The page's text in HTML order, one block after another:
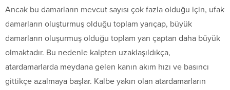
Ancak bu damarların mevcut sayısı çok fazla olduğu için, ufak
damarların oluşturmuş olduğu toplam yarıçap, büyük
damarların oluşurmuş olduğu toplam yan çaptan daha büyük
olmaktadır. Bu nedenle kalpten uzaklaşıldıkça,
atardamarlarda meydana gelen kanın akım hızı ve basıncı
gittikçe azalmaya başlar. Kalbe yakın olan atardamarların